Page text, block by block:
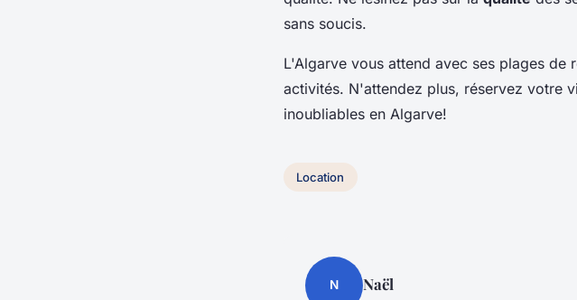
sans soucis.
L'Algarve vous attend avec ses plages de
activités. N'attendez plus, réservez votre
inoubliables en Algarve!
Location
N Naël